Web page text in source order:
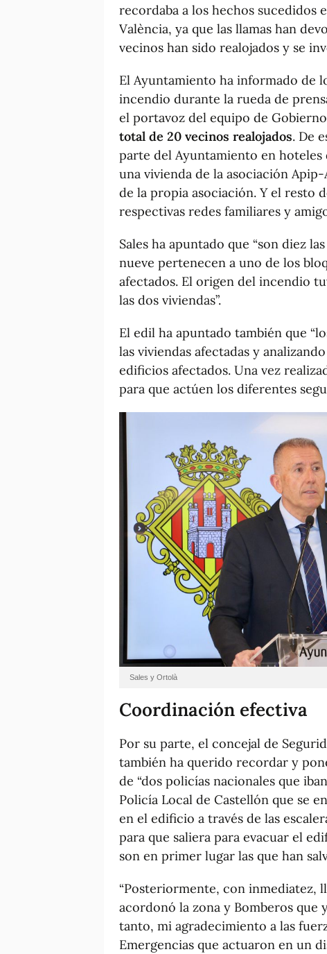
recordaba a los hechos sucedidos
València, ya que las llamas han
vecinos han sido realojados y se
El Ayuntamiento ha informado de
incendio durante la rueda de
el portavoz del equipo de
total de 20 vecinos realojados. De
parte del Ayuntamiento en hoteles
una vivienda de la asociación
de la propia asociación. Y el resto
respectivas redes familiares y
Sales ha apuntado que “son diez
nueve pertenecen a uno de los
afectados. El origen del incendio
las dos viviendas”.
El edil ha apuntado también que
las viviendas afectadas y
edificios afectados. Una vez
para que actúen los diferentes
Sales y Ortolà
Coordinación efectiva
Por su parte, el concejal de
también ha querido recordar y
de “dos policías nacionales que
Policía Local de Castellón que se
en el edificio a través de las
para que saliera para evacuar el
son en primer lugar las que han
“Posteriormente, con inmediatez,
acordonó la zona y Bomberos que
tanto, mi agradecimiento a las
Emergencias que actuaron en un